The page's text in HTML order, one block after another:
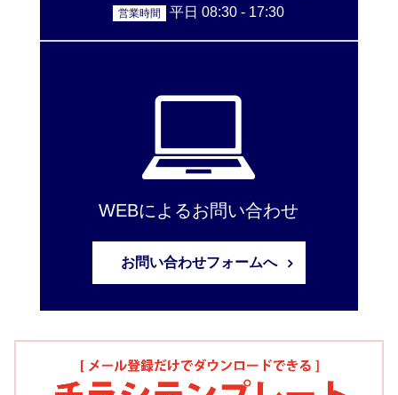
営業時間 平日 08:30 - 17:30
WEBによるお問い合わせ
お問い合わせフォームへ